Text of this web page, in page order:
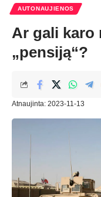
AUTONAUJIENOS
Ar gali karo
„pensiją“?
Atnaujinta: 2023-11-13